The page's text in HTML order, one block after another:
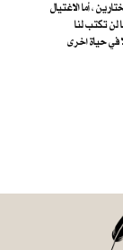
، أما الاغتيال
لن تكتب لنا
في حياة اخرى